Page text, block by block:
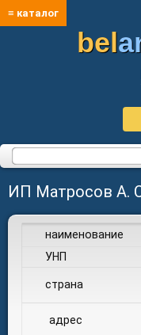
≡ каталог
bel
ИП Матросов А.
наименование
УНП
страна
адрес